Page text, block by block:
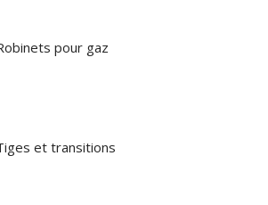
pour gaz
et transitions